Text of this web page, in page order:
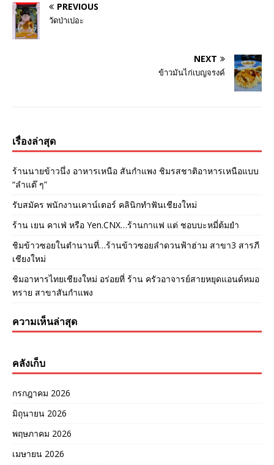
PREVIOUS
วัดป่าเปอะ
NEXT
ข้าวมันไก่เบญจรงค์
เรื่องล่าสุด
ร้านนายข้าวนึ่ง อาหารเหนือ สันกำแพง ชิมรสชาติอาหารเหนือแบบ
“ลำแต๊ ๆ”
รับสมัคร พนักงานเคาน์เตอร์ คลินิกทำฟันเชียงใหม่
ร้าน เยน คาเฟ่ หรือ Yen.CNX…ร้านกาแฟ แต่ ชอบบะหมี่ต้มยำ
ชิมข้าวซอยในตำนานที่…ร้านข้าวซอยลำดวนฟ้าฮ่าม สาขา3 สารภี
เชียงใหม่
ชิมอาหารไทยเชียงใหม่ อร่อยที่ ร้าน ครัวอาจารย์สายหยุดแอนด์หมอ
ทราย สาขาสันกำแพง
ความเห็นล่าสุด
คลังเก็บ
กรกฎาคม 2026
มิถุนายน 2026
พฤษภาคม 2026
เมษายน 2026